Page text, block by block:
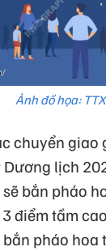
Ảnh đồ họa:
chuyển giao
Dương lịch
bắn pháo
điểm tầm
pháo hoa